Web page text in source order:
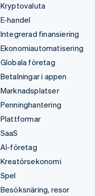
Kryptovaluta
E-handel
Integrerad finansiering
Ekonomiautomatisering
Globala företag
Betalningar i appen
Marknadsplatser
Penninghantering
Plattformar
SaaS
AI-företag
Kreatörsekonomi
Spel
Besöksnäring, resor